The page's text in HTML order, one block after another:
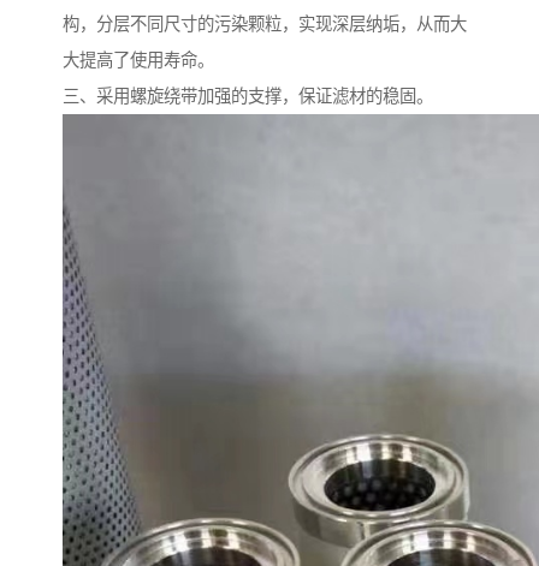
构，分层不同尺寸的污染颗粒，实现深层纳垢，从而大
大提高了使用寿命。
三、采用螺旋绕带加强的支撑，保证滤材的稳固。